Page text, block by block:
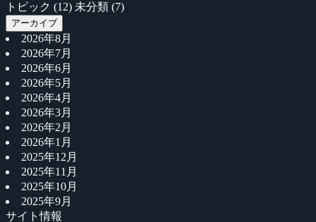
トピック (12) 未分類 (7)
アーカイブ
2026年8月
2026年7月
2026年6月
2026年5月
2026年4月
2026年3月
2026年2月
2026年1月
2025年12月
2025年11月
2025年10月
2025年9月
サイト情報